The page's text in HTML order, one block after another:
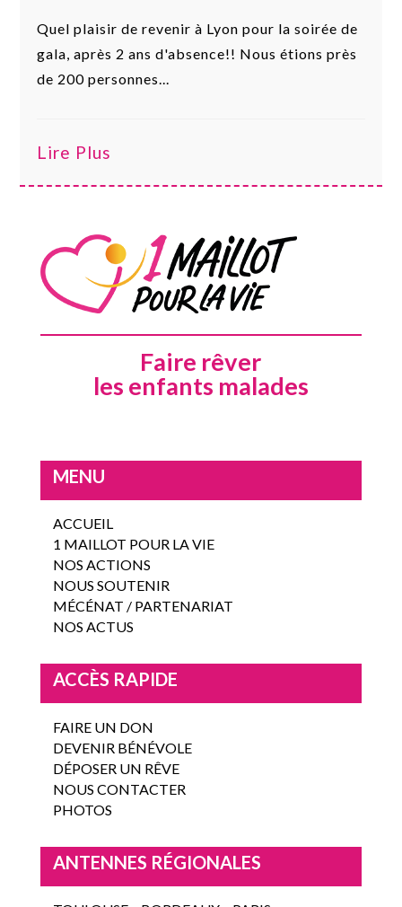
Quel plaisir de revenir à Lyon pour la soirée de
gala, après 2 ans d'absence!! Nous étions près
de 200 personnes...
Lire Plus
Faire rêver
les enfants malades
MENU
ACCUEIL
1 MAILLOT POUR LA VIE
NOS ACTIONS
NOUS SOUTENIR
MÉCÉNAT / PARTENARIAT
NOS ACTUS
ACCÈS RAPIDE
FAIRE UN DON
DEVENIR BÉNÉVOLE
DÉPOSER UN RÊVE
NOUS CONTACTER
PHOTOS
ANTENNES RÉGIONALES